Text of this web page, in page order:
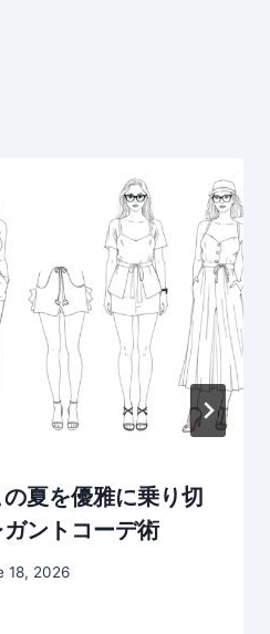
夏を優雅に乗り切
ントコーデ術
18, 2026